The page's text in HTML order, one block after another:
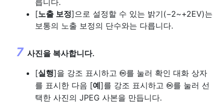
릅니다.
[노출 보정]으로 설정할 수 있는 밝기(−2~+2EV)는
보통의 노출 보정의 단수와는 다릅니다.
사진을 복사합니다.
[실행]을 강조 표시하고 J를 눌러 확인 대화 상자
를 표시한 다음 [예]를 강조 표시하고 J를 눌러 선
택한 사진의 JPEG 사본을 만듭니다.